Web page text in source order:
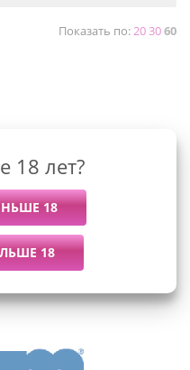
Показать по:203060
18 лет?